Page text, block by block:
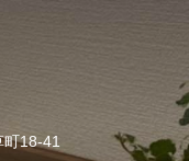
町18-41